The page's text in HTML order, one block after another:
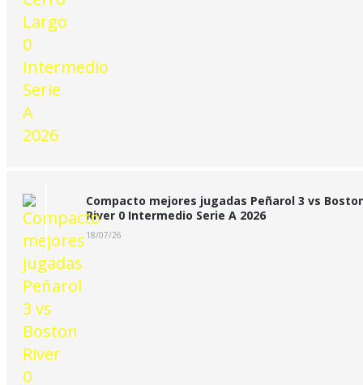
Compacto mejores jugadas Peñarol 3 vs
River 0 Intermedio Serie A 2026
18/07/26